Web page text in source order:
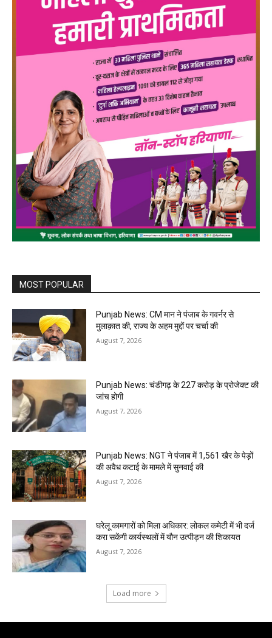
MOST POPULAR
Punjab News: CM मान ने पंजाब के गवर्नर से
मुलाक़ात की, राज्य के अहम मुद्दों पर चर्चा की
August 7, 2026
Punjab News: चंडीगढ़ के ₹227 करोड़ के प्रोजेक्ट की
जांच होगी
August 7, 2026
Punjab News: NGT ने पंजाब में 1,561 खैर के पेड़ों
की अवैध कटाई के मामले में सुनवाई की
August 7, 2026
घरेलू कामगारों को मिला अधिकार: लोकल कमेटी में भी दर्ज
करा सकेंगी कार्यस्थलों में यौन उत्पीड़न की शिकायत
August 7, 2026
Load more